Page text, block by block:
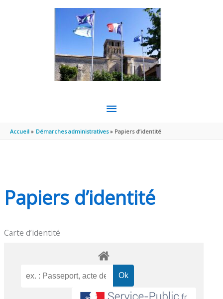
MENU
PRINCIPAL
Accueil Démarches administratives Papiers d’identité
Papiers d’identité
Carte d’identité